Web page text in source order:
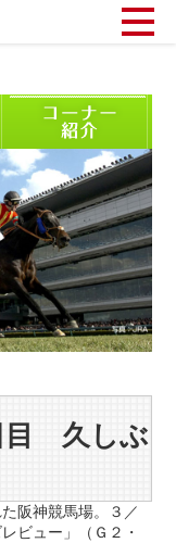
目 久しぶ
阪神競馬場。３／
ビュー」（Ｇ２・